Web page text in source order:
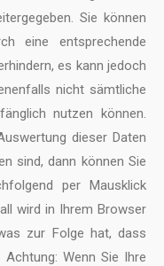
Sie können
eine entsprechende
es kann jedoch
nicht sämtliche
nutzen können.
die­ser Daten
sind, dann kön­nen Sie
per Mausklick
wird in Ihrem Browser
zur Folge hat, dass
Wenn Sie Ihre